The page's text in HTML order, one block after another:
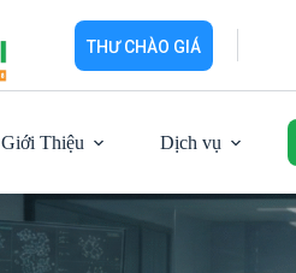
THƯ CHÀO GIÁ
Giới Thiệu Dịch vụ